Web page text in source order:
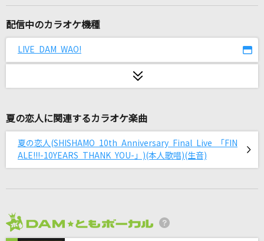
Nevereverland
ナノ
乃木坂46
ブリキノダンス
松平健(KEN MATSUDAIRA)
配信中のカラオケ機種
LIVE DAM WAO!
夏の恋人に関連するカラオケ楽曲
夏の恋人(SHISHAMO 10th Anniversary Final Live 「FIN
ALE!!!-10YEARS THANK YOU-」)(本人歌唱)(生音)